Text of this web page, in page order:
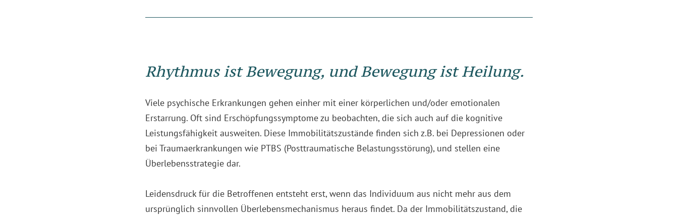
Rhythmus ist Bewegung, und Bewegung ist Heilung.
Viele psychische Erkrankungen gehen einher mit einer körperlichen und/oder emotionalen
Erstarrung. Oft sind Erschöpfungssymptome zu beobachten, die sich auch auf die kognitive
Leistungsfähigkeit ausweiten. Diese Immobilitätszustände finden sich z.B. bei Depressionen oder
bei Traumaerkrankungen wie PTBS (Posttraumatische Belastungsstörung), und stellen eine
Überlebensstrategie dar.
Leidensdruck für die Betroffenen entsteht erst, wenn das Individuum aus nicht mehr aus dem
ursprünglich sinnvollen Überlebensmechanismus heraus findet. Da der Immobilitätszustand, die